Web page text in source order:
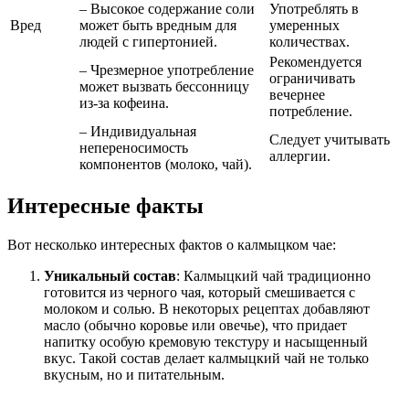
Вред
– Высокое содержание соли
может быть вредным для
людей с гипертонией.
Употреблять в
умеренных
количествах.
– Чрезмерное употребление
может вызвать бессонницу
из-за кофеина.
Рекомендуется
ограничивать
вечернее
потребление.
– Индивидуальная
непереносимость
компонентов (молоко, чай).
Следует учитывать
аллергии.
Интересные факты
Вот несколько интересных фактов о калмыцком чае:
Уникальный состав: Калмыцкий чай традиционно
готовится из черного чая, который смешивается с
молоком и солью. В некоторых рецептах добавляют
масло (обычно коровье или овечье), что придает
напитку особую кремовую текстуру и насыщенный
вкус. Такой состав делает калмыцкий чай не только
вкусным, но и питательным.